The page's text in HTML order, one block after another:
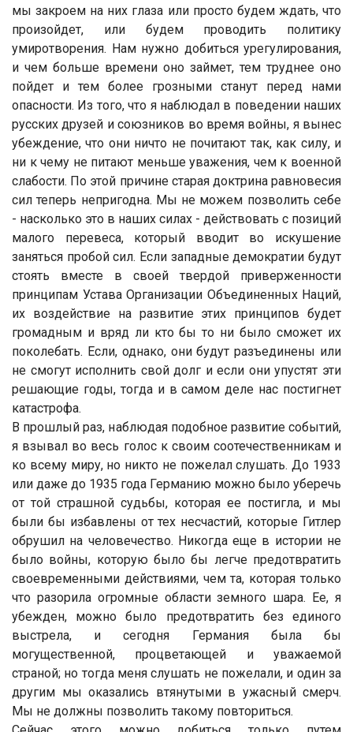
мы закроем на них глаза или просто будем ждать, что
произойдет, или будем проводить политику
умиротворения. Нам нужно добиться урегулирования,
и чем больше времени оно займет, тем труднее оно
пойдет и тем более грозными станут перед нами
опасности. Из того, что я наблюдал в поведении наших
русских друзей и союзников во время войны, я вынес
убеждение, что они ничто не почитают так, как силу, и
ни к чему не питают меньше уважения, чем к военной
слабости. По этой причине старая доктрина равновесия
сил теперь непригодна. Мы не можем позволить себе
- насколько это в наших силах - действовать с позиций
малого перевеса, который вводит во искушение
заняться пробой сил. Если западные демократии будут
стоять вместе в своей твердой приверженности
принципам Устава Организации Объединенных Наций,
их воздействие на развитие этих принципов будет
громадным и вряд ли кто бы то ни было сможет их
поколебать. Если, однако, они будут разъединены или
не смогут исполнить свой долг и если они упустят эти
решающие годы, тогда и в самом деле нас постигнет
катастрофа.
В прошлый раз, наблюдая подобное развитие событий,
я взывал во весь голос к своим соотечественникам и
ко всему миру, но никто не пожелал слушать. До 1933
или даже до 1935 года Германию можно было уберечь
от той страшной судьбы, которая ее постигла, и мы
были бы избавлены от тех несчастий, которые Гитлер
обрушил на человечество. Никогда еще в истории не
было войны, которую было бы легче предотвратить
своевременными действиями, чем та, которая только
что разорила огромные области земного шара. Ее, я
убежден, можно было предотвратить без единого
выстрела, и сегодня Германия была бы
могущественной, процветающей и уважаемой
страной; но тогда меня слушать не пожелали, и один за
другим мы оказались втянутыми в ужасный смерч.
Мы не должны позволить такому повториться.